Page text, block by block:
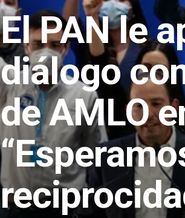
El PAN le
diálogo
de AMLO